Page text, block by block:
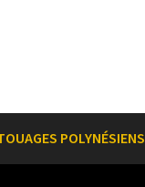
POLYNÉSIENS